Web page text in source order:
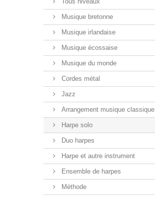
Musique bretonne
Musique irlandaise
Musique écossaise
Musique du monde
Cordes métal
Jazz
Arrangement musique classique
Harpe solo
Duo harpes
Harpe et autre instrument
Ensemble de harpes
Méthode